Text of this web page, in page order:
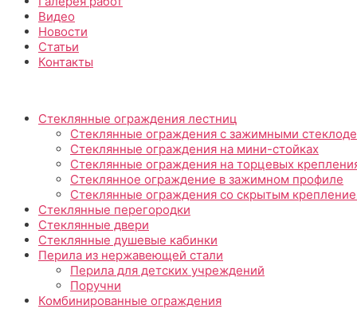
Видео
Новости
Статьи
Контакты
Стеклянные ограждения лестниц
Стеклянные ограждения с зажимными
Стеклянные ограждения на мини-стойках
Стеклянные ограждения на торцевых
Стеклянное ограждение в зажимном профиле
Стеклянные ограждения со скрытым
Стеклянные перегородки
Стеклянные двери
Стеклянные душевые кабинки
Перила из нержавеющей стали
Перила для детских учреждений
Поручни
Комбинированные ограждения